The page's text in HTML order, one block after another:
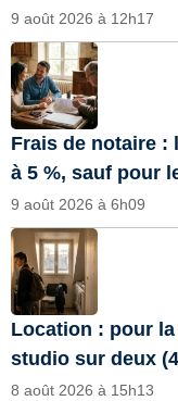
9 août 2026 à 12h17
Frais de notaire :
à 5 %, sauf pour
9 août 2026 à 6h09
Location : pour
studio sur deux
8 août 2026 à 15h13